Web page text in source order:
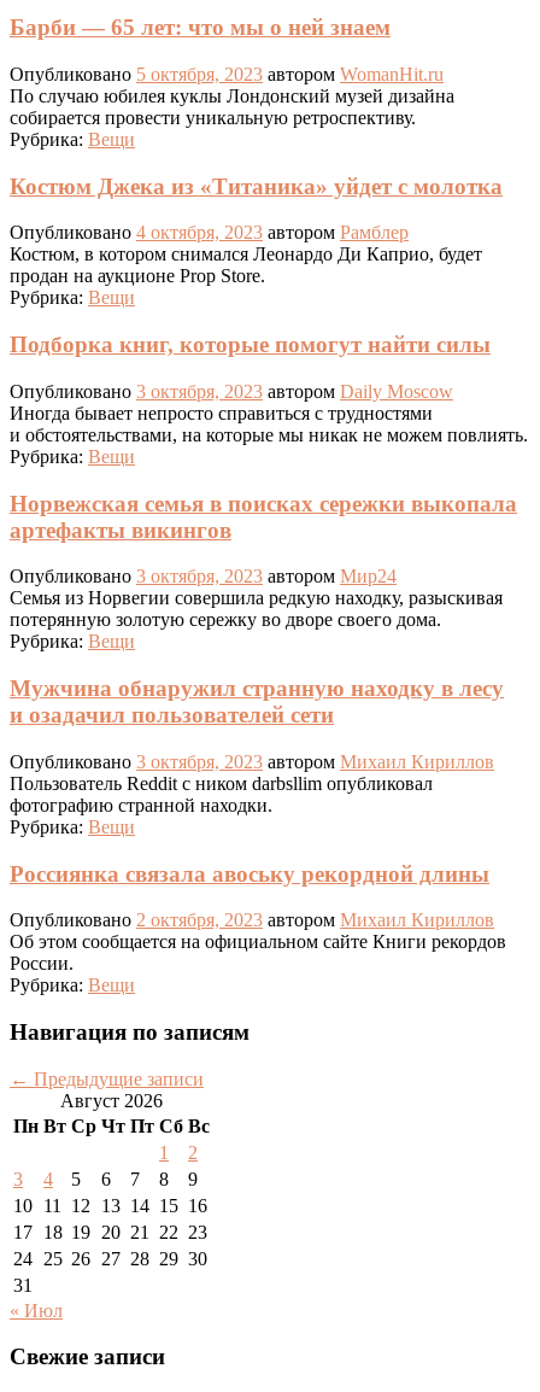
Барби — 65 лет: что мы о ней знаем
Опубликовано 5 октября, 2023 автором WomanHit.ru
По случаю юбилея куклы Лондонский музей дизайна
собирается провести уникальную ретроспективу.
Рубрика: Вещи
Костюм Джека из «Титаника» уйдет с молотка
Опубликовано 4 октября, 2023 автором Рамблер
Костюм, в котором снимался Леонардо Ди Каприо, будет
продан на аукционе Prop Store.
Рубрика: Вещи
Подборка книг, которые помогут найти силы
Опубликовано 3 октября, 2023 автором Daily Moscow
Иногда бывает непросто справиться с трудностями
и обстоятельствами, на которые мы никак не можем повлиять.
Рубрика: Вещи
Норвежская семья в поисках сережки выкопала
артефакты викингов
Опубликовано 3 октября, 2023 автором Мир24
Семья из Норвегии совершила редкую находку, разыскивая
потерянную золотую сережку во дворе своего дома.
Рубрика: Вещи
Мужчина обнаружил странную находку в лесу
и озадачил пользователей сети
Опубликовано 3 октября, 2023 автором Михаил Кириллов
Пользователь Reddit с ником darbsllim опубликовал
фотографию странной находки.
Рубрика: Вещи
Россиянка связала авоську рекордной длины
Опубликовано 2 октября, 2023 автором Михаил Кириллов
Об этом сообщается на официальном сайте Книги рекордов
России.
Рубрика: Вещи
Навигация по записям
← Предыдущие записи
Август 2026
Пн Вт Ср Чт Пт Сб Вс
1
2
3
4 5 6 7 8
9
10 11 12 13 14 15 16
17 18 19 20 21 22 23
24 25 26 27 28 29 30
31
« Июл
Свежие записи